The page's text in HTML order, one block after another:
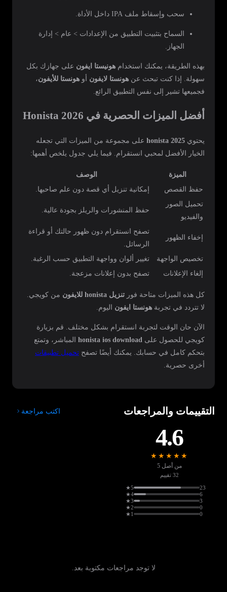
سحب وإسقاط ملف IPA داخل الأداة.
السماح بتثبيت التطبيق من الإعدادات > عام > إدارة
الجهاز.
بهذه الطريقة، يمكنك استخدام هونيستا ايفون على جهازك بكل
سهولة. إذا كنت تبحث عن هونستا لايفون أو هونستا للأيفون،
فجميعها تشير إلى نفس التطبيق الرائع.
أفضل الميزات الحصرية في Honista 2026
يحتوي honista 2025 على مجموعة من الميزات التي تجعله
الخيار الأفضل لمحبي انستقرام. فيما يلي جدول يلخص أهمها:
الميزة
الوصف
حفظ القصص
إمكانية تنزيل أي قصة دون علم صاحبها.
تحميل الصور
والفيديو
حفظ المنشورات والريلز بجودة عالية.
إخفاء الظهور
تصفح انستقرام دون ظهور حالتك أو قراءة
الرسائل.
تخصيص الواجهة
تغيير ألوان وواجهة التطبيق حسب الرغبة.
إلغاء الإعلانات
تصفح بدون إعلانات مزعجة.
كل هذه الميزات متاحة فور تنزيل honista للايفون
من كويجي.
لا تتردد في تجربة هونستا ايفون اليوم.
الآن حان الوقت لتجربة انستقرام بشكل مختلف. قم بزيارة
كويجي للحصول على honista ios download المباشر، وتمتع
بتحكم كامل في حسابك. يمكنك أيضًا تصفح تحميل تطبيقات
أخرى حصرية.
التقييمات والمراجعات اكتب مراجعة
4.6
★★★★★
من أصل 5
32 تقييم
5★
23
4★
6
3★
3
2★
0
1★
0
لا توجد مراجعات مكتوبة بعد.